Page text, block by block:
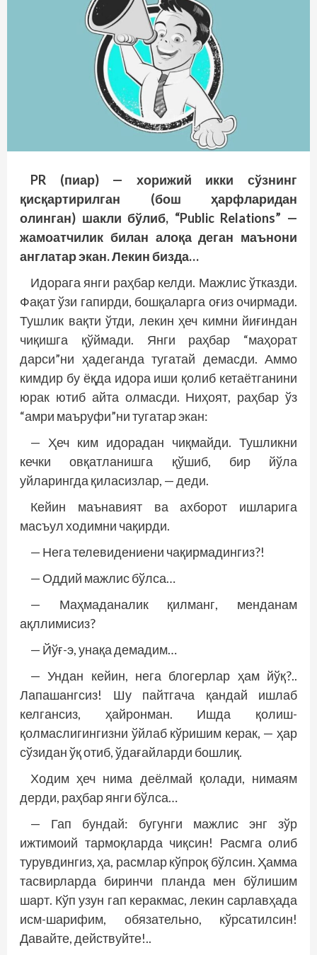
PR (пиар) — хорижий икки сўзнинг
қисқартирилган (бош ҳарфларидан
олинган) шакли бўлиб, “Public Relations” —
жамоатчилик билан алоқа деган маънони
англатар экан. Лекин бизда…
Идорага янги раҳбар келди. Мажлис ўтказди.
Фақат ўзи гапирди, бошқаларга оғиз очирмади.
Тушлик вақти ўтди, лекин ҳеч кимни йиғиндан
чиқишга қўймади. Янги раҳбар “маҳорат
дарси”ни ҳадеганда тугатай демасди. Аммо
кимдир бу ёқда идора иши қолиб кетаётганини
юрак ютиб айта олмасди. Ниҳоят, раҳбар ўз
“амри маъруфи”ни тугатар экан:
— Ҳеч ким идорадан чиқмайди. Тушликни
кечки овқатланишга қўшиб, бир йўла
уйларингда қиласизлар, — деди.
Кейин маънавият ва ахборот ишларига
масъул ходимни чақирди.
— Нега телевидениени чақирмадингиз?!
— Оддий мажлис бўлса…
— Маҳмаданалик қилманг, менданам
ақллимисиз?
— Йўғ-э, унақа демадим…
— Ундан кейин, нега блогерлар ҳам йўқ?..
Лапашангсиз! Шу пайтгача қандай ишлаб
келгансиз, ҳайронман. Ишда қолиш-
қолмаслигингизни ўйлаб кўришим керак, — ҳар
сўзидан ўқ отиб, ўдағайларди бошлиқ.
Ходим ҳеч нима деёлмай қолади, нимаям
дерди, раҳбар янги бўлса…
— Гап бундай: бугунги мажлис энг зўр
ижтимоий тармоқларда чиқсин! Расмга олиб
турувдингиз, ҳа, расмлар кўпроқ бўлсин. Ҳамма
тасвирларда биринчи планда мен бўлишим
шарт. Кўп узун гап керакмас, лекин сарлавҳада
исм-шарифим, обязательно, кўрсатилсин!
Давайте, действуйте!..